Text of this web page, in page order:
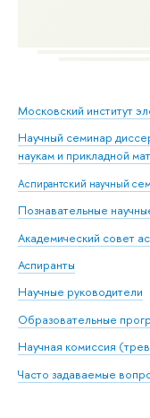
Московский институт
Научный семинар
наукам и прикладной
Аспирантский научный
Познавательные
Академический совет
Аспиранты
Научные руководители
Образовательные
Научная комиссия
Часто задаваемые